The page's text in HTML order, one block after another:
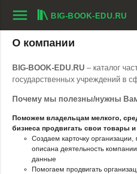
menu BIG-BOOK-EDU.RU
О компании
BIG-BOOK-EDU.RU – каталог
государственных учреждений в
Почему мы полезны/нужны
Поможем владельцам мелкого,
бизнеса продвигать свои товары и
Создаем карточку организации,
описана деятельность
данные
Помогаем продвигать